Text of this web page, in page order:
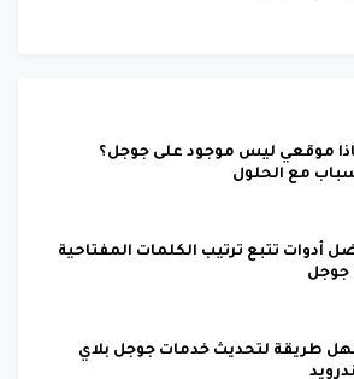
موقعي ليس موجود على جوجل؟
مع الحلول
أدوات تتبع ترتيب الكلمات المفتاحية
جوجل
طريقة لتحديث خدمات جوجل بلاي